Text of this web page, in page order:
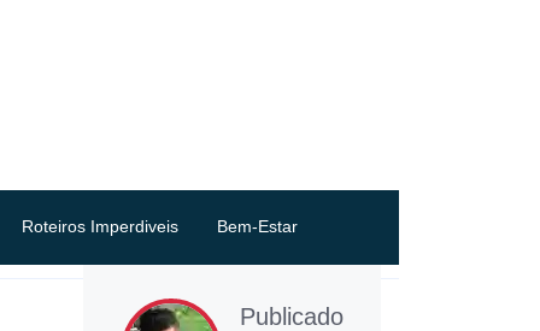
Roteiros Imperdiveis Bem-Estar
Publicado